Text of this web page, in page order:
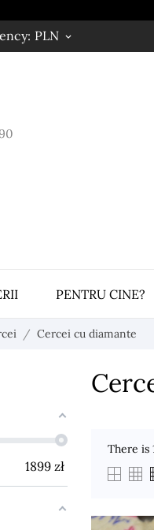
PLN keyboard_arrow_down
PENTRU CINE?
Cercei cu diamante
1899 zł
There is